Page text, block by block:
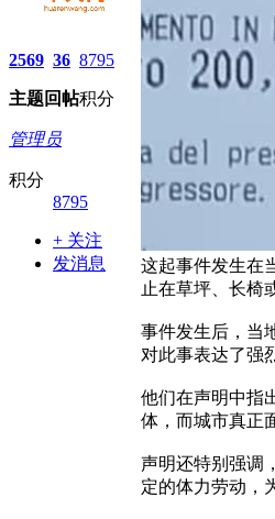
2569
主题
36
回帖
8795
积分
管理员
积分
8795
+ 关注
发消息
这起事件发生在
止在草坪、长椅
事件发生后，当
对此事表达了强
他们在声明中指
体，而城市真正
声明还特别强调
定的体力劳动，